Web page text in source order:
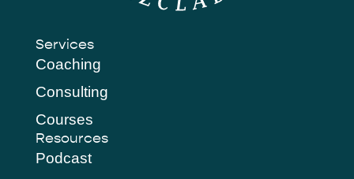
Services
Coaching
Consulting
Courses
Resources
Podcast